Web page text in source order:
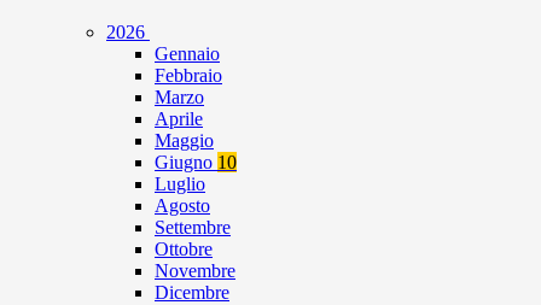
2026
Gennaio
Febbraio
Marzo
Aprile
Maggio
Giugno 10
Luglio
Agosto
Settembre
Ottobre
Novembre
Dicembre